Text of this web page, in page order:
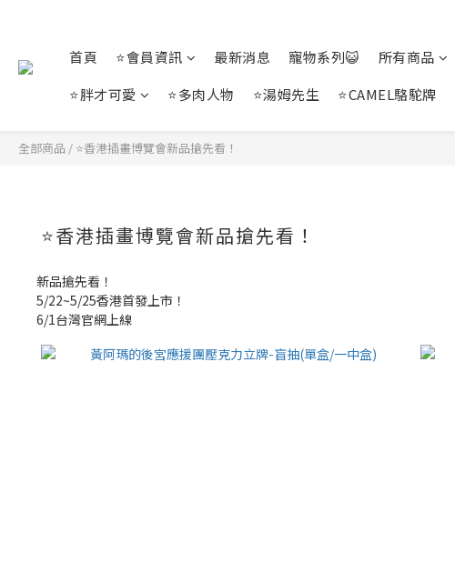
首頁 ⭐會員資訊 最新消息 寵物系列😺 所有商品
⭐胖才可愛
⭐多肉人物 ⭐湯姆先生 ⭐CAMEL駱駝牌
全部商品 / ⭐香港插畫博覽會新品搶先看！
⭐香港插畫博覽會新品搶先看！
新品搶先看！
5/22~5/25香港首發上市！
6/1台灣官網上線